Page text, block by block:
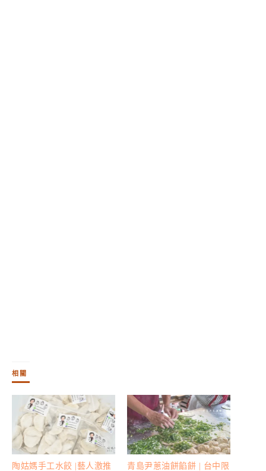
相關
陶姑媽手工水餃 |藝人激推
青島尹蔥油餅餡餅 | 台中限